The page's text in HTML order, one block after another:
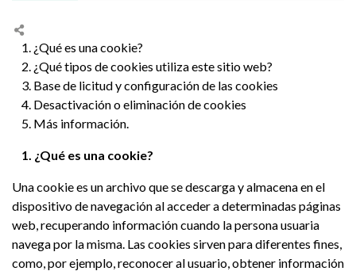
1. ¿Qué es una cookie?
2. ¿Qué tipos de cookies utiliza este sitio web?
3. Base de licitud y configuración de las cookies
4. Desactivación o eliminación de cookies
5. Más información.
1. ¿Qué es una cookie?
Una cookie es un archivo que se descarga y almacena en el
dispositivo de navegación al acceder a determinadas páginas
web, recuperando información cuando la persona usuaria
navega por la misma. Las cookies sirven para diferentes fines,
como, por ejemplo, reconocer al usuario, obtener información